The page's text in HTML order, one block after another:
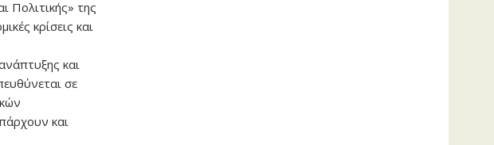
Πολιτικής» της
κρίσεις και
και
σε
και